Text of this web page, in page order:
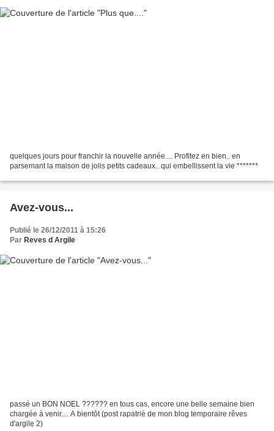
quelques jours pour franchir la nouvelle année.... Profitez en bien.. en
parsemant la maison de jolis petits cadeaux.. qui embellissent la vie *******
Avez-vous...
Publié le 26/12/2011 à 15:26
Par Reves d Argile
passé un BON NOEL ?????? en tous cas, encore une belle semaine bien
chargée à venir.... A bientôt (post rapatrié de mon blog temporaire rêves
d'argile 2)